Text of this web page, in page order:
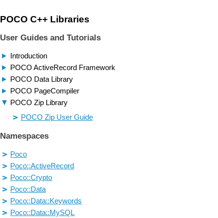
POCO C++ Libraries
User Guides and Tutorials
Introduction
POCO ActiveRecord Framework
POCO Data Library
POCO PageCompiler
POCO Zip Library
POCO Zip User Guide
Namespaces
Poco
Poco::ActiveRecord
Poco::Crypto
Poco::Data
Poco::Data::Keywords
Poco::Data::MySQL